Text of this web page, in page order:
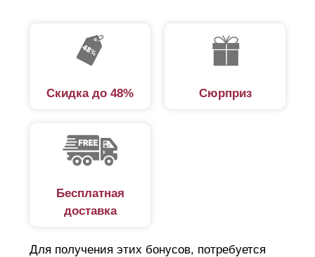
Скидка до 48% Сюрприз
Бесплатная
доставка
Для получения этих бонусов, потребуется